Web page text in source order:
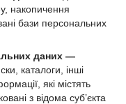
накопичення
бази персональних
даних —
каталоги, інші
які містять
з відома суб’єкта